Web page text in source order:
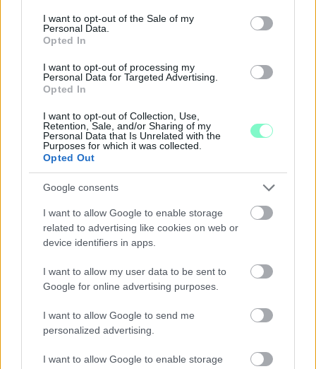
consent section.
I want to opt-out of the Sale of my
Personal Data.
Opted In
I want to opt-out of processing my
Personal Data for Targeted Advertising.
Opted In
I want to opt-out of Collection, Use,
Retention, Sale, and/or Sharing of my
Personal Data that Is Unrelated with the
Purposes for which it was collected.
Opted Out
Google consents
I want to allow Google to enable storage
related to advertising like cookies on web or
device identifiers in apps.
I want to allow my user data to be sent to
Google for online advertising purposes.
I want to allow Google to send me
personalized advertising.
I want to allow Google to enable storage
A BAROKK ÖSSZES ÁRNYALATA ÉS MÉG EGY SOR
KIVÁLÓ PROGRAM VÁR MINDENKIT EZEN A HÉTVÉGÉN
Középpontban a hagyományőrzés, de lesz Pogány Induló és
Majka koncert, jóga szeánsz, “borhajózás” és egy csomó minden
Szólj hozzá!